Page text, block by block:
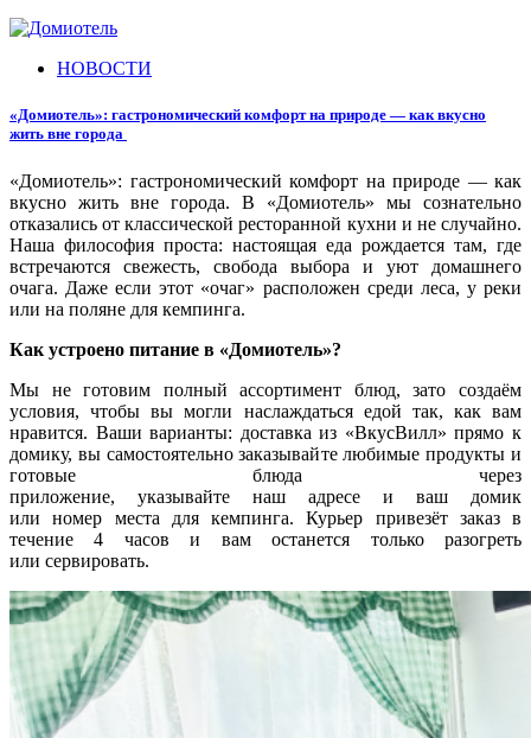
НОВОСТИ
«Домиотель»: гастрономический комфорт на природе — как вкусно
жить вне города
«Домиотель»: гастрономический комфорт на природе — как
вкусно жить вне города. В «Домиотель» мы сознательно
отказались от классической ресторанной кухни и не случайно.
Наша философия проста: настоящая еда рождается там, где
встречаются свежесть, свобода выбора и уют домашнего
очага. Даже если этот «очаг» расположен среди леса, у реки
или на поляне для кемпинга.
Как устроено питание в «Домиотель»?
Мы не готовим полный ассортимент блюд, зато создаём
условия, чтобы вы могли наслаждаться едой так, как вам
нравится. Ваши варианты: доставка из «ВкусВилл» прямо к
домику, вы самостоятельно заказывайте любимые продукты и
готовые блюда через
приложение, указывайте наш адресе и ваш домик
или номер места для кемпинга. Курьер привезёт заказ в
течение 4 часов и вам останется только разогреть
или сервировать.